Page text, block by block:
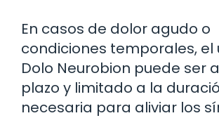
En casos de dolor agudo o
condiciones temporales, el
Dolo Neurobion puede ser
plazo y limitado a la
necesaria para aliviar los